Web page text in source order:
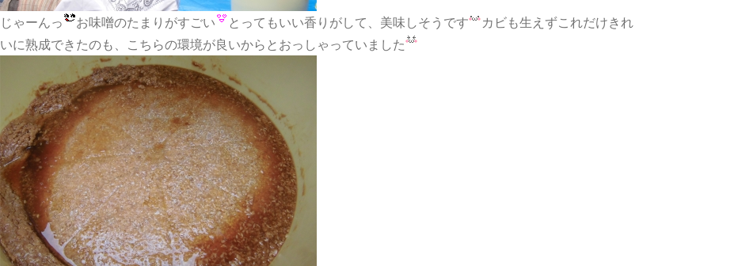
じゃーんっ お味噌のたまりがすごい とってもいい香りがして、美味しそうです
カビも生えずこれだけきれ
いに熟成できたのも、こちらの環境が良いからとおっしゃっていました